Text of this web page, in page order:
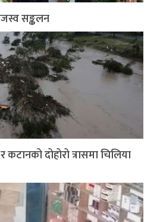
सङ्कलन
कटानको दोहोरो त्रासमा चिलिया